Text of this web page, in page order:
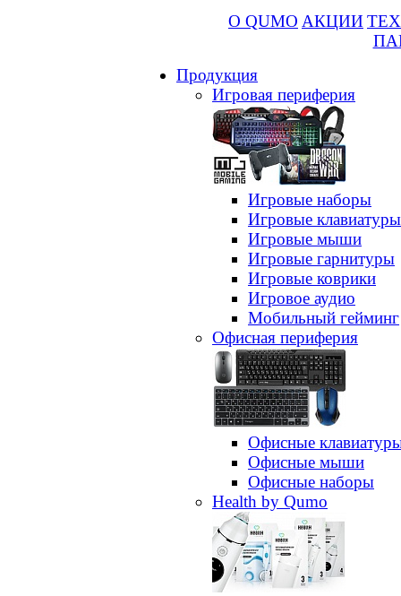
О QUMO АКЦИИ
Продукция
Игровая периферия
Игровые наборы
Игровые клавиатуры
Игровые мыши
Игровые гарнитуры
Игровые коврики
Игровое аудио
Мобильный гейминг
Офисная периферия
Офисные
Офисные мыши
Офисные наборы
Health by Qumo